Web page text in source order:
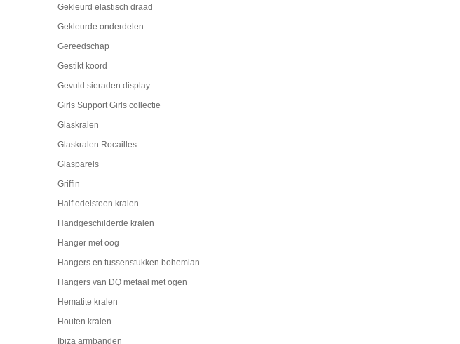
Gekleurd elastisch draad
Gekleurde onderdelen
Gereedschap
Gestikt koord
Gevuld sieraden display
Girls Support Girls collectie
Glaskralen
Glaskralen Rocailles
Glasparels
Griffin
Half edelsteen kralen
Handgeschilderde kralen
Hanger met oog
Hangers en tussenstukken bohemian
Hangers van DQ metaal met ogen
Hematite kralen
Houten kralen
Ibiza armbanden